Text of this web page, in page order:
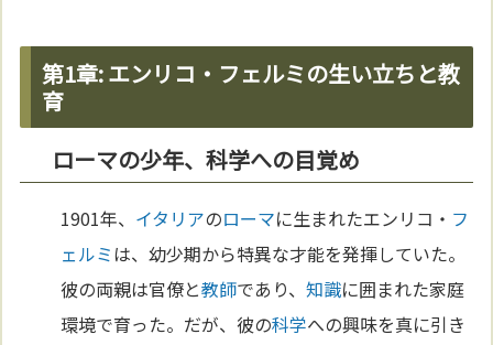
第1章: エンリコ・フェルミの生い立ちと教
育
ローマの少年、科学への目覚め
1901年、 イタリアのローマに生まれたエンリコ・ フ
ェルミは、幼少期から特異な才能を発揮していた。
彼の両親は官僚と教師であり、知識に囲まれた家庭
環境で育った。だが、彼の科学への興味を真に引き